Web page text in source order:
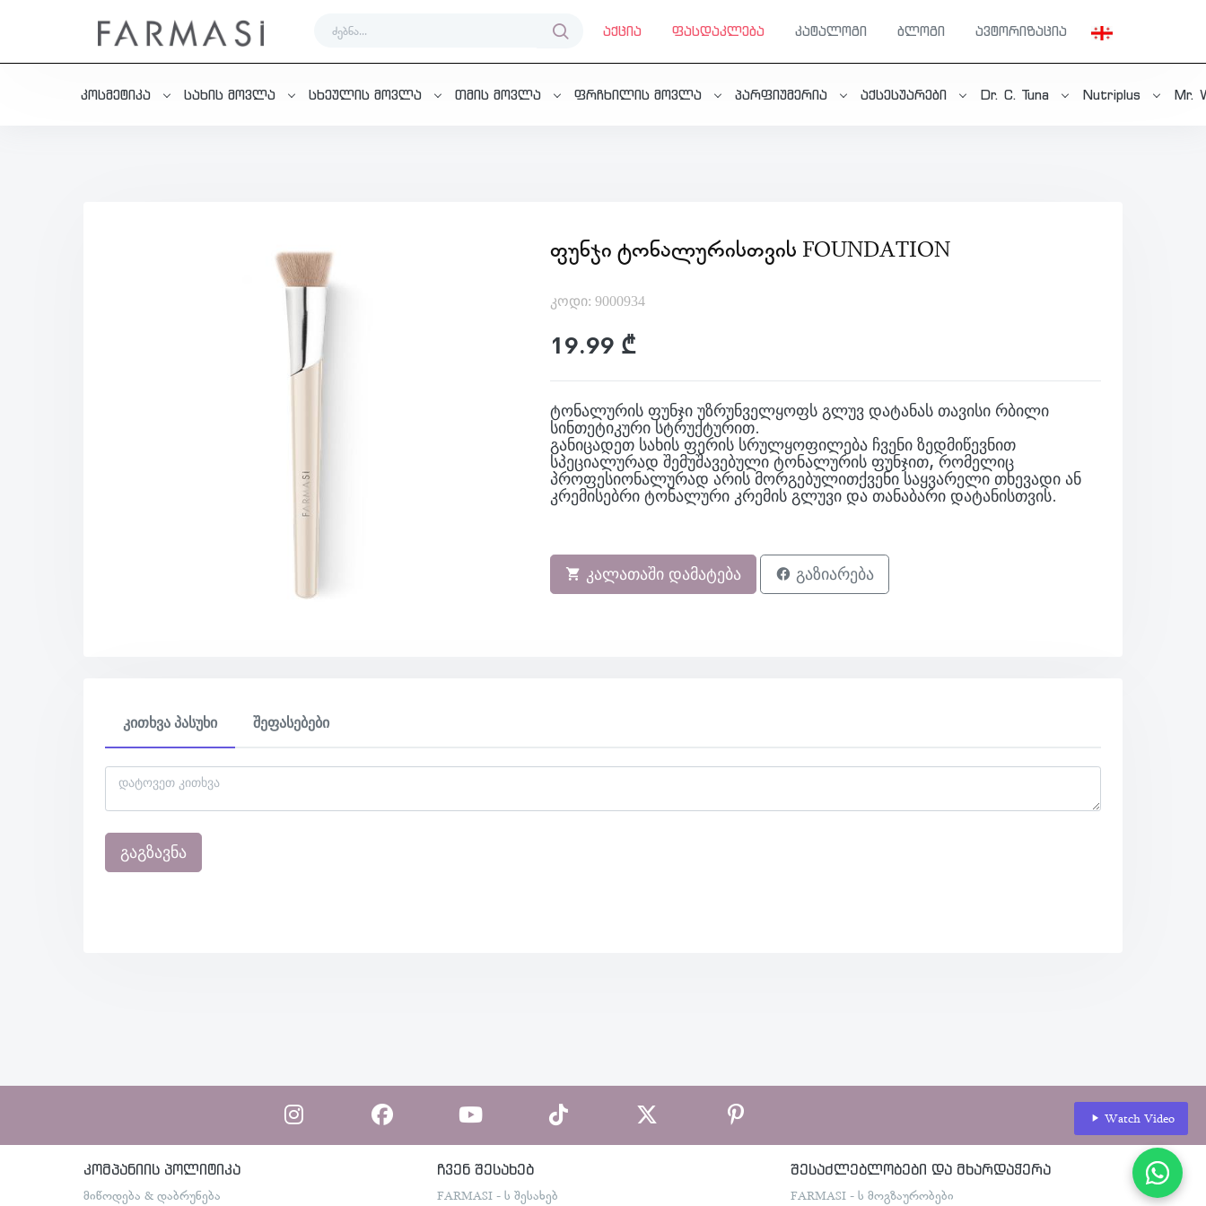
აქცია ფასდაკლება კატალოგი ბლოგი ავტორიზაცია
კოსმეტიკა სახის მოვლა სხეულის მოვლა თმის მოვლა ფრჩხილის მოვლა პარფიუმერია აქსესუარები Dr. C. Tuna Nutriplus Mr.
ᲤᲣᲜᲯᲘ ᲢᲝᲜᲐᲚᲣᲠᲘᲡᲗᲕᲘᲡ FOUNDATION
კოდი: 9000934
19.99 ₾
ტონალურის ფუნჯი უზრუნველყოფს გლუვ დატანას თავისი რბილი
სინთეტიკური სტრუქტურით.
განიცადეთ სახის ფერის სრულყოფილება ჩვენი ზედმიწევნით
სპეციალურად შემუშავებული ტონალურის ფუნჯით, რომელიც
პროფესიონალურად არის მორგებულითქვენი საყვარელი თხევადი ან
კრემისებრი ტონალური კრემის გლუვი და თანაბარი დატანისთვის.
კალათაში დამატება გაზიარება
კითხვა პასუხი შეფასებები
გაგზავნა
კომპანიის პოლიტიკა
მიწოდება & დაბრუნება
ჩვენ შესახებ
FARMASI - ს შესახებ
შესაძლებლობები და მხარდაჭერა
FARMASI - ს მოგზაურობები
Watch Video